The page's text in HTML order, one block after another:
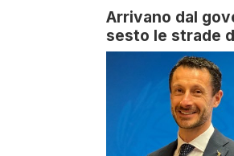
Arrivano dal
sesto le strade